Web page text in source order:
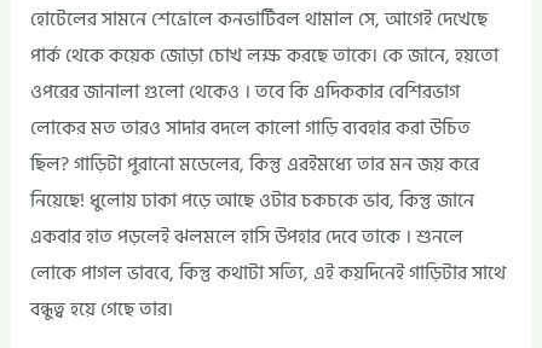
হোটেলের সামনে শেভ্রোলে কনভার্টিবল থামাল সে, আগেই দেখেছে
পার্ক থেকে কয়েক জোড়া চোখ লক্ষ করছে তাকে। কে জানে, হয়তো
ওপরের জানালা গুলো থেকেও । তবে কি এদিককার বেশিরভাগ
লোকের মত তারও সাদার বদলে কালো গাড়ি ব্যবহার করা উচিত
ছিল? গাড়িটা পুরানো মডেলের, কিন্তু এরইমধ্যে তার মন জয় করে
নিয়েছে! ধুলোয় ঢাকা পড়ে আছে ওটার চকচকে ভাব, কিন্তু জানে
একবার হাত পড়লেই ঝলমলে হাসি উপহার দেবে তাকে । শুনলে
লোকে পাগল ভাববে, কিন্তু কথাটা সত্যি, এই কয়দিনেই গাড়িটার সাথে
বন্ধুত্ব হয়ে গেছে তার।